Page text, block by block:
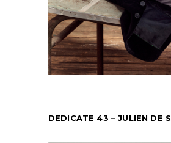
DEDICATE 43 – JULIEN DE